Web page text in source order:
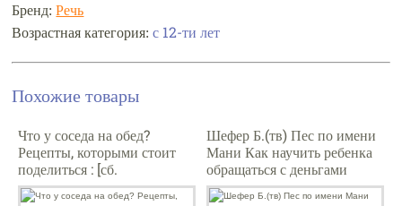
Бренд:Речь
Возрастная категория:с 12-ти лет
Похожие товары
Что у соседа на обед?
Рецепты, которыми стоит
поделиться : [сб.
кулинарных рецептов] /
Шефер Б.(тв) Пес по имени
Мани Как научить ребенка
обращаться с деньгами